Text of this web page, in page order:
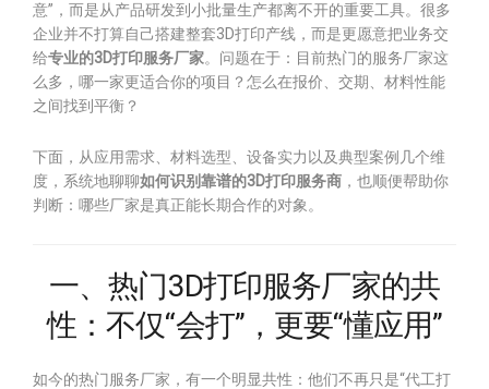
意”，而是从产品研发到小批量生产都离不开的重要工具。很多
企业并不打算自己搭建整套3D打印产线，而是更愿意把业务交
给专业的3D打印服务厂家。问题在于：目前热门的服务厂家这
么多，哪一家更适合你的项目？怎么在报价、交期、材料性能
之间找到平衡？
下面，从应用需求、材料选型、设备实力以及典型案例几个维
度，系统地聊聊如何识别靠谱的3D打印服务商 ，也顺便帮助你
判断：哪些厂家是真正能长期合作的对象。
一、热门3D打印服务厂家的共
性：不仅“会打”，更要“懂应用”
如今的热门服务厂家，有一个明显共性：他们不再只是“代工打